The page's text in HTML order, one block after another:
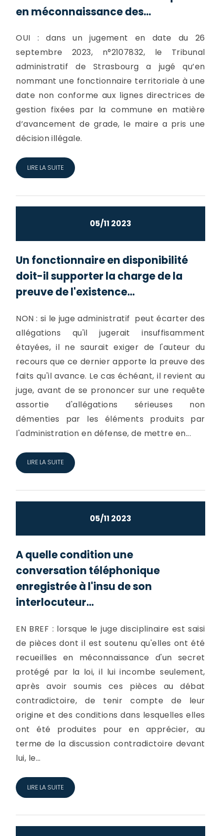
en méconnaissance des...
OUI : dans un jugement en date du 26
septembre 2023, n°2107832, le Tribunal
administratif de Strasbourg a jugé qu’en
nommant une fonctionnaire territoriale à une
date non conforme aux lignes directrices de
gestion fixées par la commune en matière
d’avancement de grade, le maire a pris une
décision illégale.
LIRE LA SUITE
05/11 2023
Un fonctionnaire en disponibilité
doit-il supporter la charge de la
preuve de l'existence...
NON : si le juge administratif peut écarter des
allégations qu'il jugerait insuffisamment
étayées, il ne saurait exiger de l'auteur du
recours que ce dernier apporte la preuve des
faits qu'il avance. Le cas échéant, il revient au
juge, avant de se prononcer sur une requête
assortie d'allégations sérieuses non
démenties par les éléments produits par
l'administration en défense, de mettre en...
LIRE LA SUITE
05/11 2023
A quelle condition une
conversation téléphonique
enregistrée à l'insu de son
interlocuteur...
EN BREF : lorsque le juge disciplinaire est saisi
de pièces dont il est soutenu qu'elles ont été
recueillies en méconnaissance d'un secret
protégé par la loi, il lui incombe seulement,
après avoir soumis ces pièces au débat
contradictoire, de tenir compte de leur
origine et des conditions dans lesquelles elles
ont été produites pour en apprécier, au
terme de la discussion contradictoire devant
lui, le...
LIRE LA SUITE